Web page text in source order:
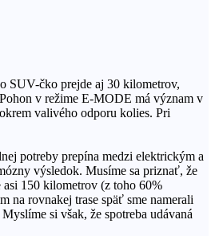
SUV-čko prejde aj 30 kilometrov,
v režime E-MODE má význam v
valivého odporu kolies. Pri
potreby prepína medzi elektrickým a
výsledok. Musíme sa priznať, že
150 kilometrov (z toho 60%
rovnakej trase späť sme namerali
si však, že spotreba udávaná